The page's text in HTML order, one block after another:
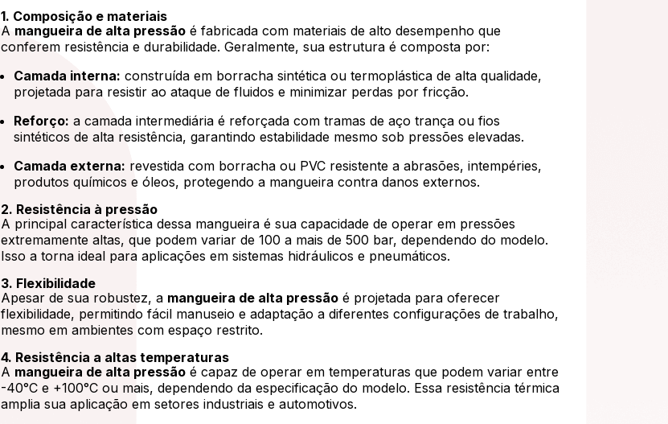
1. Composição e materiais
A mangueira de alta pressão é fabricada com materiais de alto desempenho que
conferem resistência e durabilidade. Geralmente, sua estrutura é composta por:
Camada interna: construída em borracha sintética ou termoplástica de alta qualidade,
projetada para resistir ao ataque de fluidos e minimizar perdas por fricção.
Reforço: a camada intermediária é reforçada com tramas de aço trança ou fios
sintéticos de alta resistência, garantindo estabilidade mesmo sob pressões elevadas.
Camada externa: revestida com borracha ou PVC resistente a abrasões, intempéries,
produtos químicos e óleos, protegendo a mangueira contra danos externos.
2. Resistência à pressão
A principal característica dessa mangueira é sua capacidade de operar em pressões
extremamente altas, que podem variar de 100 a mais de 500 bar, dependendo do modelo.
Isso a torna ideal para aplicações em sistemas hidráulicos e pneumáticos.
3. Flexibilidade
Apesar de sua robustez, a mangueira de alta pressão é projetada para oferecer
flexibilidade, permitindo fácil manuseio e adaptação a diferentes configurações de trabalho,
mesmo em ambientes com espaço restrito.
4. Resistência a altas temperaturas
A mangueira de alta pressão é capaz de operar em temperaturas que podem variar entre
-40°C e +100°C ou mais, dependendo da especificação do modelo. Essa resistência térmica
amplia sua aplicação em setores industriais e automotivos.